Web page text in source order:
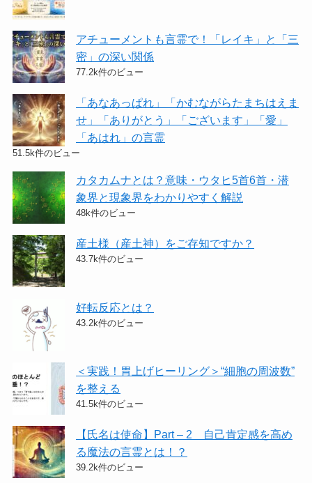
アチューメントも言霊で！「レイキ」と「三
密」の深い関係
77.2k件のビュー
「あなあっぱれ」「かむながらたまちはえま
せ」「ありがとう」「ございます」「愛」
「あはれ」の言霊
51.5k件のビュー
カタカムナとは？意味・ウタヒ5首6首・潜
象界と現象界をわかりやすく解説
48k件のビュー
産土様（産土神）をご存知ですか？
43.7k件のビュー
好転反応とは？
43.2k件のビュー
＜実践！胃上げヒーリング＞​“細胞の周波数”
を整える
41.5k件のビュー
【氏名は使命】Part – 2 自己肯定感を高め
る魔法の言霊とは！？
39.2k件のビュー